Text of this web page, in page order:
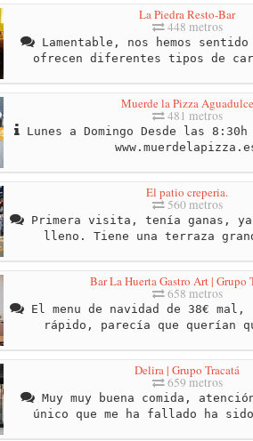
La Piedra Resto-Bar
448 metros
Lamentable, nos hemos sentido
ofrecen diferentes tipos de
Muerde la Pizza Aguadulce
481 metros
Lunes a Domingo Desde las
El patio creperia.
560 metros
Primera visita, tenía ganas,
lleno. Tiene una terraza
Bar La Huerta Gastro Art | Grupo
658 metros
El menu de navidad de 38€
rápido, parecía que querían
Delira | Grupo Tracatá
659 metros
Muy muy buena comida,
único que me ha fallado ha